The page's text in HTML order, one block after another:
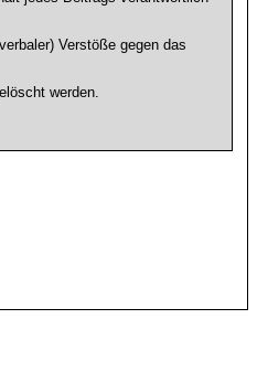
Verstöße gegen das
werden.